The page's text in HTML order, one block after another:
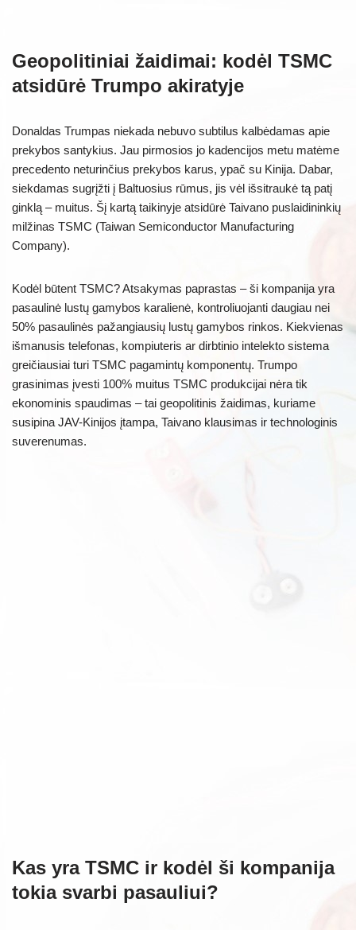
Geopolitiniai žaidimai: kodėl TSMC
atsidūrė Trumpo akiratyje
Donaldas Trumpas niekada nebuvo subtilus kalbėdamas apie
prekybos santykius. Jau pirmosios jo kadencijos metu matėme
precedento neturinčius prekybos karus, ypač su Kinija. Dabar,
siekdamas sugrįžti į Baltuosius rūmus, jis vėl išsitraukė tą patį
ginklą – muitus. Šį kartą taikinyje atsidūrė Taivano puslaidininkių
milžinas TSMC (Taiwan Semiconductor Manufacturing
Company).
Kodėl būtent TSMC? Atsakymas paprastas – ši kompanija yra
pasaulinė lustų gamybos karalienė, kontroliuojanti daugiau nei
50% pasaulinės pažangiausių lustų gamybos rinkos. Kiekvienas
išmanusis telefonas, kompiuteris ar dirbtinio intelekto sistema
greičiausiai turi TSMC pagamintų komponentų. Trumpo
grasinimas įvesti 100% muitus TSMC produkcijai nėra tik
ekonominis spaudimas – tai geopolitinis žaidimas, kuriame
susipina JAV-Kinijos įtampa, Taivano klausimas ir technologinis
suverenumas.
Kas yra TSMC ir kodėl ši kompanija
tokia svarbi pasauliui?